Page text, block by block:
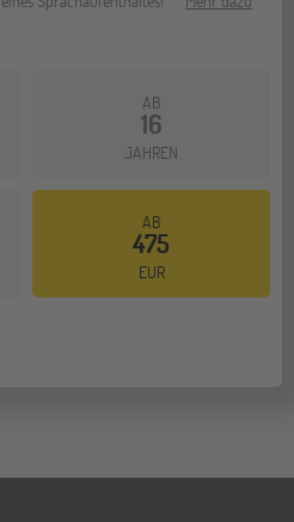
AB
16
JAHREN
AB
475
EUR